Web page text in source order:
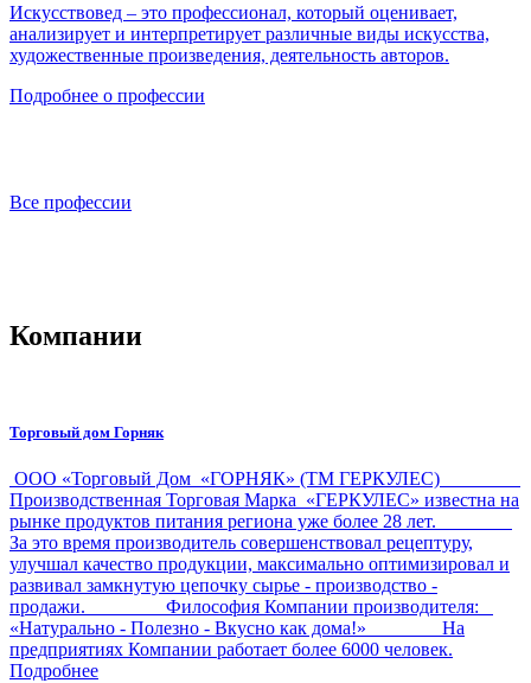
Искусствовед – это профессионал, который оценивает,
анализирует и интерпретирует различные виды искусства,
художественные произведения, деятельность авторов.
Подробнее о профессии
Все профессии
Компании
Торговый дом Горняк
ООО «Торговый Дом «ГОРНЯК» (ТМ ГЕРКУЛЕС)
Производственная Торговая Марка «ГЕРКУЛЕС» известна на
рынке продуктов питания региона уже более 28 лет.
За это время производитель совершенствовал рецептуру,
улучшал качество продукции, максимально оптимизировал и
развивал замкнутую цепочку сырье - производство -
продажи. Философия Компании производителя:
«Натурально - Полезно - Вкусно как дома!» На
предприятиях Компании работает более 6000 человек.
Подробнее